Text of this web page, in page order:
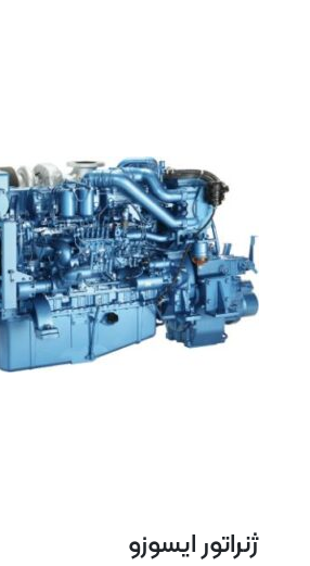
ژنراتور ایسوزو